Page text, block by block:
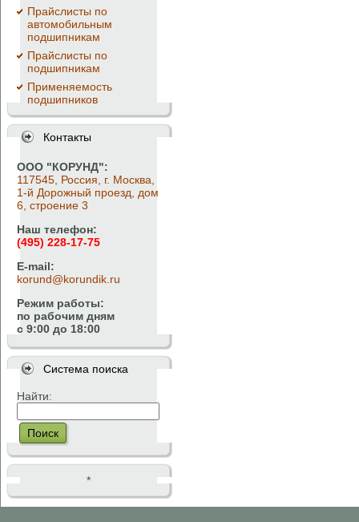
Прайслисты по
автомобильным
подшипникам
Прайслисты по
подшипникам
Применяемость
подшипников
Контакты
ООО "КОРУНД":
117545, Россия, г. Москва,
1-й Дорожный проезд, дом
6, строение 3
Наш телефон:
(495) 228-17-75
E-mail:
korund@korundik.ru
Режим работы:
по рабочим дням
с 9:00 до 18:00
Система поиска
Найти:
Поиск
*